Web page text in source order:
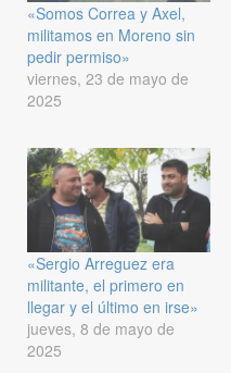
«Somos Correa y Axel,
militamos en Moreno sin
pedir permiso»
viernes, 23 de mayo de
2025
«Sergio Arreguez era
militante, el primero en
llegar y el último en irse»
jueves, 8 de mayo de
2025